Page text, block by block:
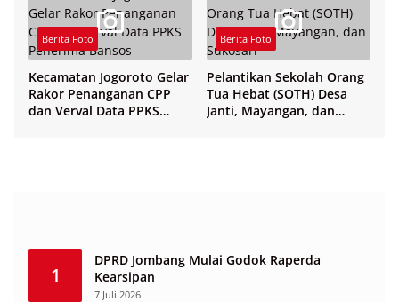
Berita Foto
Kecamatan Jogoroto Gelar
Rakor Penanganan CPP
dan Verval Data PPKS
Berita Foto
Pelantikan Sekolah Orang
Tua Hebat (SOTH) Desa
Janti, Mayangan, dan
1
DPRD Jombang Mulai Godok Raperda
Kearsipan
7 Juli 2026